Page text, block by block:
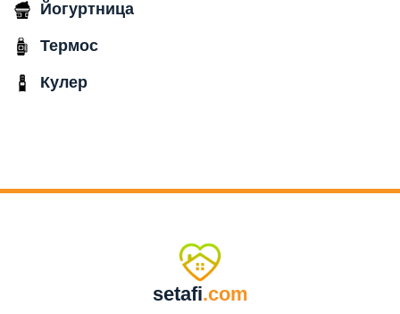
Йогуртница
Термос
Кулер
setafi.com